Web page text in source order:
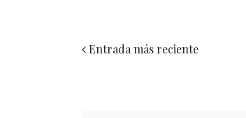
Entrada más reciente